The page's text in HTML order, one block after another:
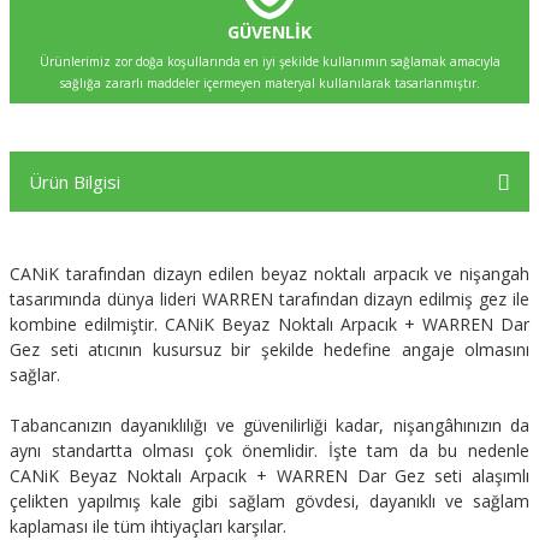
GÜVENLİK
Ürünlerimiz zor doğa koşullarında en iyi şekilde kullanımın sağlamak amacıyla
sağlığa zararlı maddeler içermeyen materyal kullanılarak tasarlanmıştır.
Ürün Bilgisi
CANiK tarafından dizayn edilen beyaz noktalı arpacık ve nişangah
tasarımında dünya lideri WARREN tarafından dizayn edilmiş gez ile
kombine edilmiştir.CANiK Beyaz Noktalı Arpacık + WARREN Dar
Gez seti atıcının kusursuz bir şekilde hedefine angaje olmasını
sağlar.
Tabancanızın dayanıklılığı ve güvenilirliği kadar, nişangâhınızın da
aynı standartta olması çok önemlidir. İşte tam da bu nedenle
CANiK Beyaz Noktalı Arpacık + WARREN Dar Gez seti alaşımlı
çelikten yapılmış kale gibi sağlam gövdesi, dayanıklı ve sağlam
kaplaması ile tüm ihtiyaçları karşılar.